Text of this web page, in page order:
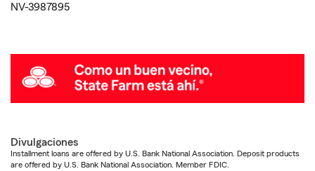
NV-3987895
Divulgaciones
Installment loans are offered by U.S. Bank National Association. Deposit products
are offered by U.S. Bank National Association. Member FDIC.